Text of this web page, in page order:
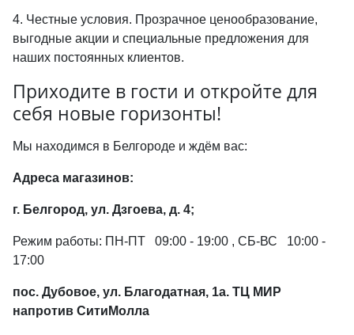
4. Честные условия. Прозрачное ценообразование,
выгодные акции и специальные предложения для
наших постоянных клиентов.
Приходите в гости и откройте для
себя новые горизонты!
Мы находимся в Белгороде и ждём вас:
Адреса магазинов:
г. Белгород, ул. Дзгоева, д. 4;
Режим работы: ПН-ПТ 09:00 - 19:00 , СБ-ВС 10:00 -
17:00
пос. Дубовое, ул. Благодатная, 1а. ТЦ МИР
напротив СитиМолла